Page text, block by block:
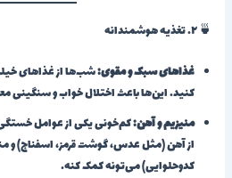
🍵 ۲. تغذیه هوشمندانه
غذاهای سبک و مقوی:شب‌ها از غذاهای
کنید. این‌ها باعث اختلال خواب و سنگینی
منیزیم و آهن:کم‌خونی یکی از عوامل
از آهن (مثل عدس، گوشت قرمز، اسفناج) و
کدوحلوایی) می‌تونه کمک کنه.